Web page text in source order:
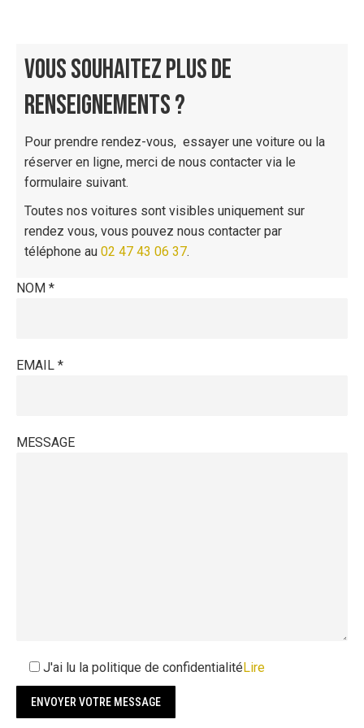
VOUS SOUHAITEZ PLUS DE
RENSEIGNEMENTS ?
Pour prendre rendez-vous, essayer une voiture ou la
réserver en ligne, merci de nous contacter via le
formulaire suivant.
Toutes nos voitures sont visibles uniquement sur
rendez vous, vous pouvez nous contacter par
téléphone au 02 47 43 06 37.
NOM *
EMAIL *
MESSAGE
J'ai lu la politique de confidentialitéLire